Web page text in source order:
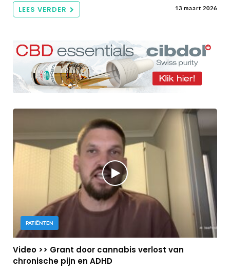
LEES VERDER 13 maart 2026
PATIËNTEN
Video >> Grant door cannabis verlost van
chronische pijn en ADHD